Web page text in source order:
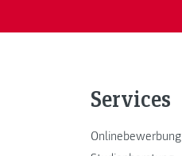
Services
Onlinebewerbung